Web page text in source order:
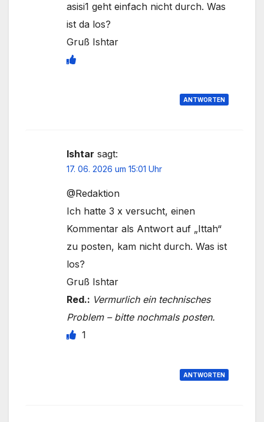
asisi1 geht einfach nicht durch. Was
ist da los?
Gruß Ishtar
ANTWORTEN
Ishtar sagt:
17. 06. 2026 um 15:01 Uhr
@Redaktion
Ich hatte 3 x versucht, einen
Kommentar als Antwort auf „Ittah“
zu posten, kam nicht durch. Was ist
los?
Gruß Ishtar
Red.: Vermurlich ein technisches
Problem – bitte nochmals posten.
1
ANTWORTEN